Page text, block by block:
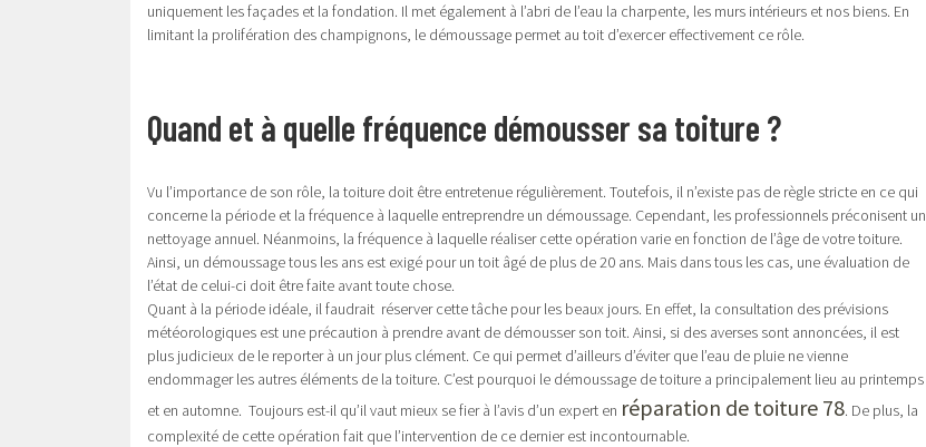
uniquement les façades et la fondation. Il met également à l’abri de l’eau la charpente, les murs intérieurs et nos biens. En
limitant la prolifération des champignons, le démoussage permet au toit d’exercer effectivement ce rôle.
Quand et à quelle fréquence démousser sa toiture ?
Vu l’importance de son rôle, la toiture doit être entretenue régulièrement. Toutefois, il n’existe pas de règle stricte en ce qui
concerne la période et la fréquence à laquelle entreprendre un démoussage. Cependant, les professionnels préconisent un
nettoyage annuel. Néanmoins, la fréquence à laquelle réaliser cette opération varie en fonction de l’âge de votre toiture.
Ainsi, un démoussage tous les ans est exigé pour un toit âgé de plus de 20 ans. Mais dans tous les cas, une évaluation de
l’état de celui-ci doit être faite avant toute chose.
Quant à la période idéale, il faudrait réserver cette tâche pour les beaux jours. En effet, la consultation des prévisions
météorologiques est une précaution à prendre avant de démousser son toit. Ainsi, si des averses sont annoncées, il est
plus judicieux de le reporter à un jour plus clément. Ce qui permet d’ailleurs d’éviter que l’eau de pluie ne vienne
endommager les autres éléments de la toiture. C’est pourquoi le démoussage de toiture a principalement lieu au printemps
et en automne. Toujours est-il qu’il vaut mieux se fier à l’avis d’un expert en réparation de toiture 78. De plus, la
complexité de cette opération fait que l’intervention de ce dernier est incontournable.